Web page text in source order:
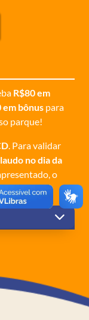
R$80 em
em bônus para
parque!
. Para validar
laudo no dia da
o